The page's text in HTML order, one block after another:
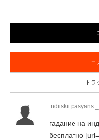
コ
トラ
indiiskii pasyans
гадание на
бесплатно